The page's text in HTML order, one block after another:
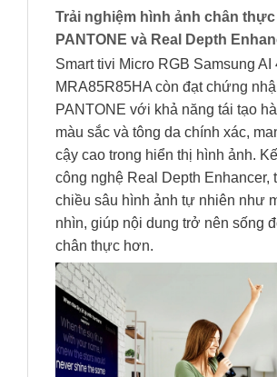
Trải nghiệm hình ảnh chân
PANTONE và Real Depth
Smart tivi Micro RGB Samsung AI
MRA85R85HA còn đạt chứng
PANTONE với khả năng tái tạo
màu sắc và tông da chính xác,
cậy cao trong hiển thị hình ảnh.
công nghệ Real Depth Enhancer,
chiều sâu hình ảnh tự nhiên như
nhìn, giúp nội dung trở nên sống
chân thực hơn.